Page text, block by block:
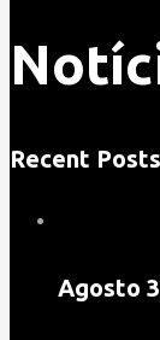
Recent Posts
Agosto